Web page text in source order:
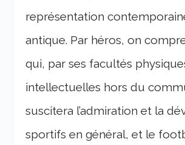
représentation
antique. Par héros, on
qui, par ses facultés
intellectuelles hors du
suscitera l’admiration et la
sportifs en général, et le